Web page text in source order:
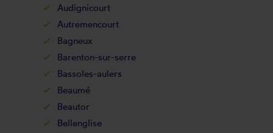
Audignicourt
Autremencourt
Bagneux
Barenton-sur-serre
Bassoles-aulers
Beaumé
Beautor
Bellenglise